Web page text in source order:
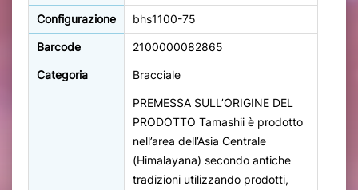
Configurazione bhs1100-75
Barcode 2100000082865
Categoria Bracciale
PREMESSA SULL’ORIGINE DEL
PRODOTTO Tamashii è prodotto
nell’area dell’Asia Centrale
(Himalayana) secondo antiche
tradizioni utilizzando prodotti,